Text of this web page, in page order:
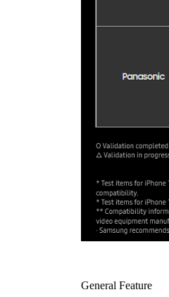
General Feature